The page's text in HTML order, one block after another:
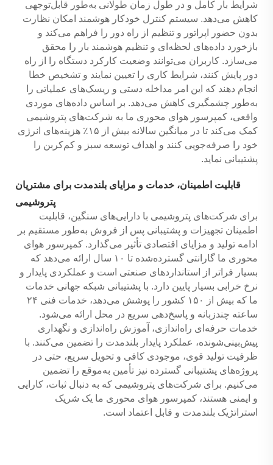
شرایط بار کامل و در طول زمان طولانی به‌طور قابل‌توجهی
کاهش می‌دهد. سیستم کنترل خودکار هوشمند امکان نظارت
بدون حضور اپراتور و تنظیم از راه دور را فراهم می‌کند و
بازخورد داده‌های لحظه‌ای و تنظیم هوشمند بار را محقق
می‌سازد. کاربران می‌توانند وضعیت کارکرد دستگاه را از راه
دور پایش کنند، شرایط کاری را تعیین نمایند و تشخیص خطا
انجام دهند که این امر مداخله دستی و ریسک‌های عملیاتی را
به‌طور چشمگیری کاهش می‌دهد. بر اساس داده‌های موردی
واقعی، کمپرسور هوای محوری ما به شرکت‌های پتروشیمی
کمک می‌کند تا در میانگین سالانه بیش از ۱۵٪ هزینه‌های انرژی
خود را صرفه‌جویی کنند و اهداف توسعه سبز و کم‌کربن را
پشتیبانی نماید.
قابلیت اطمینان، خدمات و مزایای بلندمدت برای مشتریان
پتروشیمی
برای شرکت‌های پتروشیمی با دارایی‌های سنگین، قابلیت
اطمینان تجهیزات و پشتیبانی پس از فروش به‌طور مستقیم بر
ادامه تولید و مزایای اقتصادی تأثیر می‌گذارد. کمپرسور هوای
محوری ما گارانتی گسترده‌شده تا ۱۰ سال ارائه می‌دهد که
بسیار فراتر از استانداردهای صنعتی است و عملکردی پایدار و
نرخ خرابی بسیار پایین دارد. با پشتیبانی شبکه جهانی خدمات
ما که بیش از ۱۵۰ کشور را پوشش می‌دهد، خدمات فنی ۲۴
ساعته چندزبانه و پاسخ‌دهی سریع در محل ارائه می‌شود.
خدمات حرفه‌ای راه‌اندازی، آموزش راه‌اندازی و نگهداری
پیش‌بینی‌شونده، عملکرد پایدار بلندمدت را تضمین می‌کنند. با
ظرفیت تولید قوی، موجودی کافی و تحویل سریع، حتی در
پروژه‌های پشتیبانی گسترده نیز تأمین به‌موقع را تضمین
می‌کنیم. برای شرکت‌های پتروشیمی که به دنبال ثبات، کارایی
و ایمنی هستند، کمپرسور هوای محوری ما یک شریک
استراتژیک بلندمدت و قابل اعتماد است.